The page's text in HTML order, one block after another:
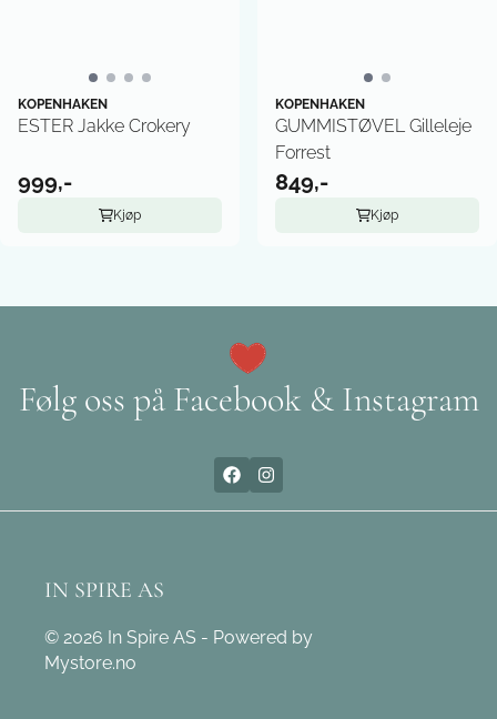
KOPENHAKEN
ESTER Jakke Crokery
999,-
Kjøp
KOPENHAKEN
GUMMISTØVEL Gilleleje
Forrest
849,-
Kjøp
Følg oss på Facebook & Instagram
IN SPIRE AS
© 2026 In Spire AS - Powered by
Mystore.no